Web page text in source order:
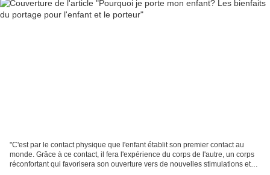
"C'est par le contact physique que l'enfant établit son premier contact au
monde. Grâce à ce contact, il fera l'expérience du corps de l'autre, un corps
réconfortant qui favorisera son ouverture vers de nouvelles stimulations et